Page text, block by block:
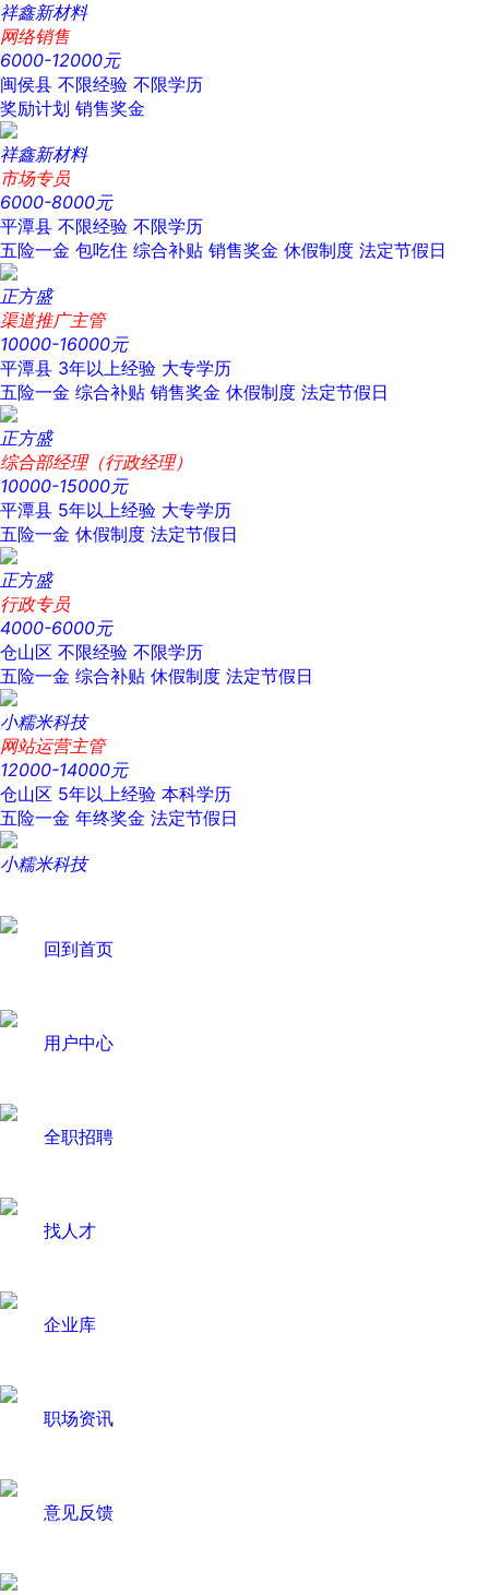
祥鑫新材料
网络销售
6000-12000元
闽侯县 不限经验 不限学历
奖励计划 销售奖金
祥鑫新材料
市场专员
6000-8000元
平潭县 不限经验 不限学历
五险一金 包吃住 综合补贴 销售奖金 休假制度 法定节假日
正方盛
渠道推广主管
10000-16000元
平潭县 3年以上经验 大专学历
五险一金 综合补贴 销售奖金 休假制度 法定节假日
正方盛
综合部经理（行政经理）
10000-15000元
平潭县 5年以上经验 大专学历
五险一金 休假制度 法定节假日
正方盛
行政专员
4000-6000元
仓山区 不限经验 不限学历
五险一金 综合补贴 休假制度 法定节假日
小糯米科技
网站运营主管
12000-14000元
仓山区 5年以上经验 本科学历
五险一金 年终奖金 法定节假日
小糯米科技
回到首页
用户中心
全职招聘
找人才
企业库
职场资讯
意见反馈